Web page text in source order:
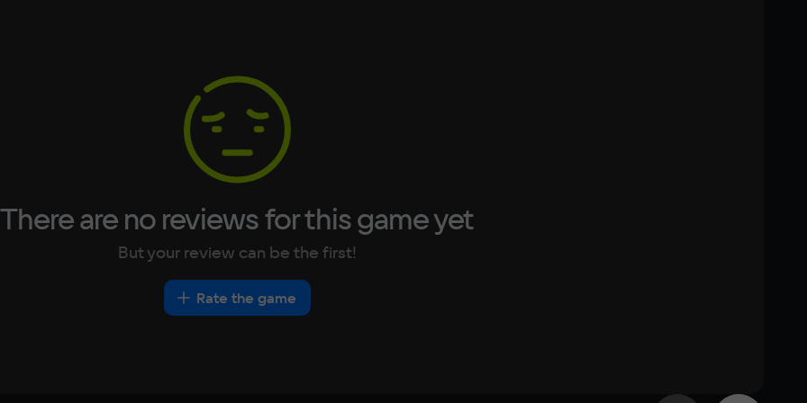
Portuguese
Turkish
There are no reviews for this game yet
But your review can be the first!
Rate the game